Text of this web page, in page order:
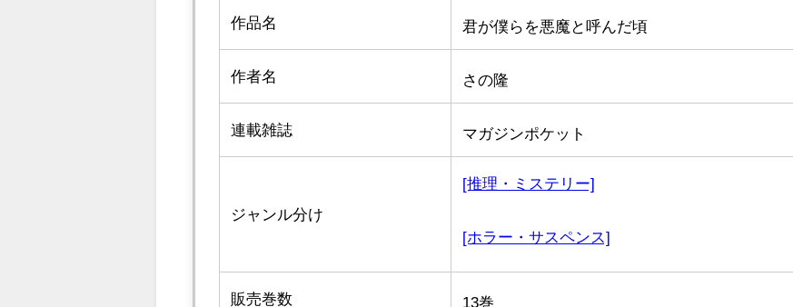
作品名 君が僕らを悪魔と呼んだ頃
作者名 さの隆
連載雑誌 マガジンポケット
ジャンル分け
[推理・ミステリー]
[ホラー・サスペンス]
販売巻数 13巻